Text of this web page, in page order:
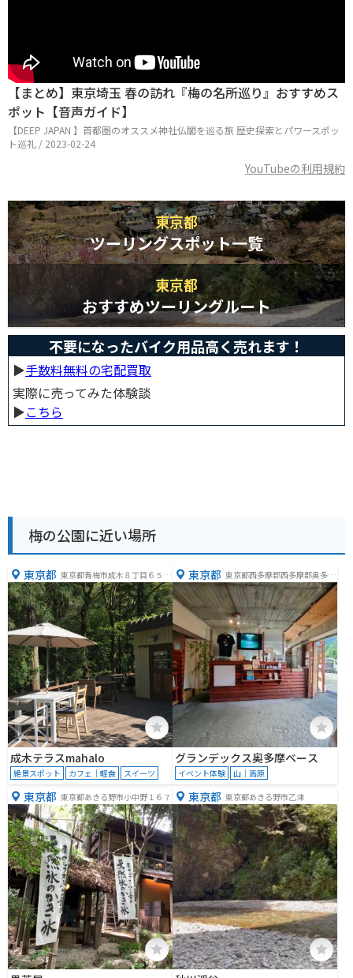
【まとめ】東京埼玉 春の訪れ『梅の名所巡り』おすすめス
ポット【音声ガイド】
【DEEP JAPAN 】首都圏のオススメ神社仏閣を巡る旅 歴史探索とパワースポッ
ト巡礼 / 2023-02-24
YouTubeの利用規約
東京都
ツーリングスポット一覧
東京都
おすすめツーリングルート
不要になったバイク用品高く売れます！
▶︎手数料無料の宅配買取
実際に売ってみた体験談
▶︎こちら
梅の公園に近い場所
東京都 東京都青梅市成木８丁目６５
−２
成木テラスmahalo
絶景スポット カフェ｜軽食 スイーツ
東京都 東京都西多摩郡西多摩郡奥多摩
町川井１５６−１
グランデックス奥多摩ベース
イベント体験 山｜高原
東京都 東京都あきる野市小中野１６７ 東京都 東京都あきる野市乙津